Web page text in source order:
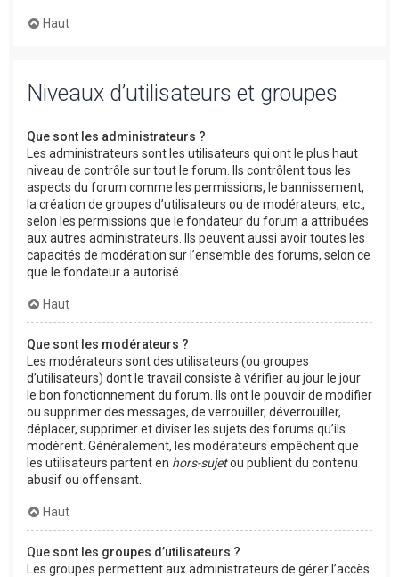
Haut
Niveaux d’utilisateurs et groupes
Que sont les administrateurs ?
Les administrateurs sont les utilisateurs qui ont le plus haut
niveau de contrôle sur tout le forum. Ils contrôlent tous les
aspects du forum comme les permissions, le bannissement,
la création de groupes d’utilisateurs ou de modérateurs, etc.,
selon les permissions que le fondateur du forum a attribuées
aux autres administrateurs. Ils peuvent aussi avoir toutes les
capacités de modération sur l’ensemble des forums, selon ce
que le fondateur a autorisé.
Haut
Que sont les modérateurs ?
Les modérateurs sont des utilisateurs (ou groupes
d’utilisateurs) dont le travail consiste à vérifier au jour le jour
le bon fonctionnement du forum. Ils ont le pouvoir de modifier
ou supprimer des messages, de verrouiller, déverrouiller,
déplacer, supprimer et diviser les sujets des forums qu’ils
modèrent. Généralement, les modérateurs empêchent que
les utilisateurs partent en hors-sujetou publient du contenu
abusif ou offensant.
Haut
Que sont les groupes d’utilisateurs ?
Les groupes permettent aux administrateurs de gérer l’accès